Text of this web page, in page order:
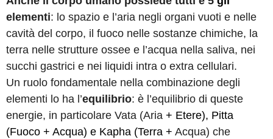
elementi: lo spazio e l’aria negli organi vuoti e nelle
cavità del corpo, il fuoco nelle sostanze chimiche, la
terra nelle strutture ossee e l’acqua nella saliva, nei
succhi gastrici e nei liquidi intra o extra cellulari.
Un ruolo fondamentale nella combinazione degli
elementi lo ha l’equilibrio: è l’equilibrio di queste
energie, in particolare Vata (Aria + Etere), Pitta
(Fuoco + Acqua) e Kapha (Terra + Acqua) che